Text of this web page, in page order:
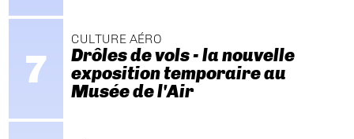
CULTURE AÉRO
Drôles de vols - la nouvelle
exposition temporaire au
Musée de l'Air